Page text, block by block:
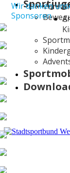
Wir danken
Sponsoren